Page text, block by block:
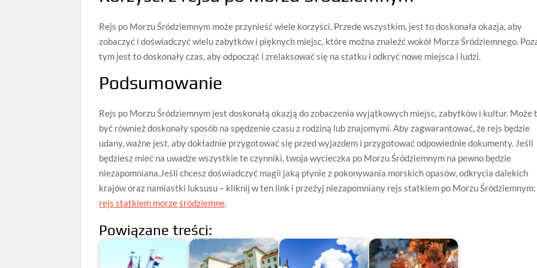
Rejs po Morzu Śródziemnym może przynieść wiele korzyści. Przede wszystkim, jest to doskonała okazja, aby
zobaczyć i doświadczyć wielu zabytków i pięknych miejsc, które można znaleźć wokół Morza Śródziemnego.
tym jest to doskonały czas, aby odpocząć i zrelaksować się na statku i odkryć nowe miejsca i ludzi.
Podsumowanie
Rejs po Morzu Śródziemnym jest doskonałą okazją do zobaczenia wyjątkowych miejsc, zabytków i kultur. Może
być również doskonały sposób na spędzenie czasu z rodziną lub znajomymi. Aby zagwarantować, że rejs będzie
udany, ważne jest, aby dokładnie przygotować się przed wyjazdem i przygotować odpowiednie dokumenty. Jeśli
będziesz mieć na uwadze wszystkie te czynniki, twoja wycieczka po Morzu Śródziemnym na pewno będzie
niezapomniana.Jeśli chcesz doświadczyć magii jaką płynie z pokonywania morskich opasów, odkrycia dalekich
krajów oraz namiastki luksusu – kliknij w ten link i przeżyj niezapomniany rejs statkiem po Morzu Śródziemnym:
rejs statkiem morze śródziemne.
Powiązane treści: